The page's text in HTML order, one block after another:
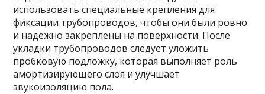
использовать специальные крепления для
фиксации трубопроводов, чтобы они были ровно
и надежно закреплены на поверхности. После
укладки трубопроводов следует уложить
пробковую подложку, которая выполняет роль
амортизирующего слоя и улучшает
звукоизоляцию пола.